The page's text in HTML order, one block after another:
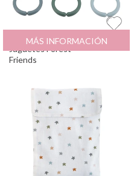
12 Anillas Cuelga
Juguetes Forest
Friends
8.95
MÁS INFORMACIÓN